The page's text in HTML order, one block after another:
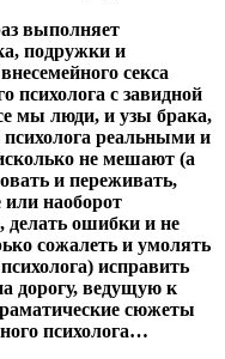
выполняет
подружки и
секса
психолога с завидной
мы люди, и узы брака,
реальными и
не мешают (а
и переживать,
или наоборот
делать ошибки и не
сожалеть и умолять
исправить
дорогу, ведущую к
сюжеты
психолога…